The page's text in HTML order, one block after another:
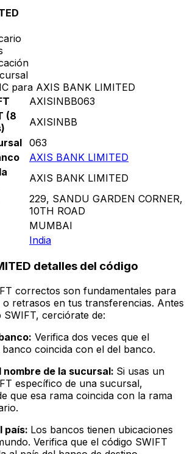
para AXIS BANK LIMITED
AXISINBB063
(8
AXISINBB
063
AXIS BANK LIMITED
AXIS BANK LIMITED
229, SANDU GARDEN CORNER,
10TH ROAD
MUMBAI
India
detalles del código
correctos son fundamentales para
retrasos en tus transferencias. Antes
SWIFT, cerciórate de:
Verifica dos veces que el
coincida con el del banco.
nombre de la sucursal: Si usas un
específico de una sucursal,
que esa rama coincida con la rama
país: Los bancos tienen ubicaciones
Verifica que el código SWIFT